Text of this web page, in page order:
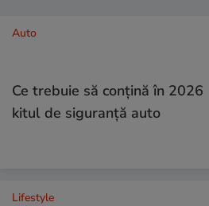
Auto
Ce trebuie să conţină în 2026
kitul de siguranţă auto
Lifestyle